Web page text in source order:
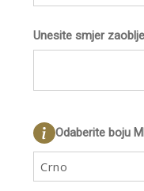
Unesite smjer
Odaberite boju
Crno